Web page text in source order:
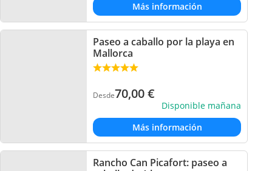
Más información
Paseo a caballo por la playa en
Mallorca
Desde70,00€
Disponible mañana
Más información
Rancho Can Picafort: paseo a